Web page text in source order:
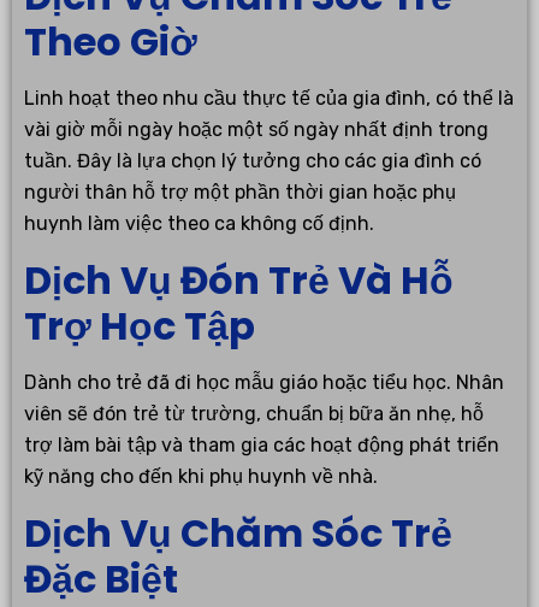
Theo Giờ
Linh hoạt theo nhu cầu thực tế của gia đình, có thể là
vài giờ mỗi ngày hoặc một số ngày nhất định trong
tuần. Đây là lựa chọn lý tưởng cho các gia đình có
người thân hỗ trợ một phần thời gian hoặc phụ
huynh làm việc theo ca không cố định.
Dịch Vụ Đón Trẻ Và Hỗ
Trợ Học Tập
Dành cho trẻ đã đi học mẫu giáo hoặc tiểu học. Nhân
viên sẽ đón trẻ từ trường, chuẩn bị bữa ăn nhẹ, hỗ
trợ làm bài tập và tham gia các hoạt động phát triển
kỹ năng cho đến khi phụ huynh về nhà.
Dịch Vụ Chăm Sóc Trẻ
Đặc Biệt